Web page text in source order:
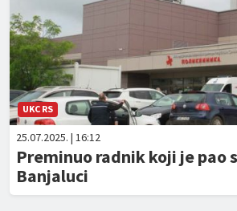
UKC RS
25.07.2025. | 16:12
Preminuo radnik koji je pao
Banjaluci